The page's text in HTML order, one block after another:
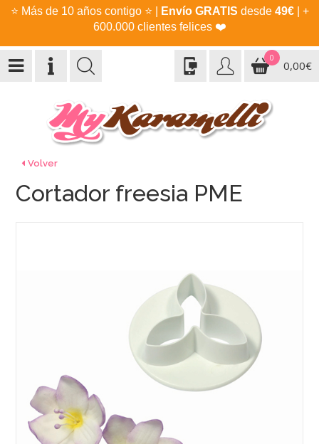
⭐ Más de 10 años contigo ⭐ Envío GRATIS desde 49€| +
600.000 clientes felices ❤️
0
0,00€
Volver
Cortador freesia PME